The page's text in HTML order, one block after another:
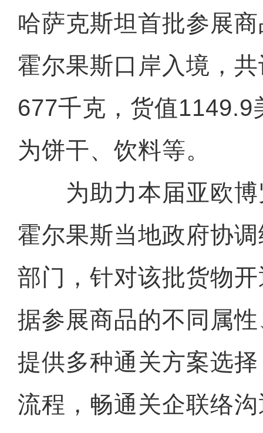
哈萨克斯坦首批参展
霍尔果斯口岸入境，
677千克，货值1149.9
为饼干、饮料等。
为助力本届亚欧博
霍尔果斯当地政府协
部门，针对该批货物
据参展商品的不同属
提供多种通关方案选
流程，畅通关企联络